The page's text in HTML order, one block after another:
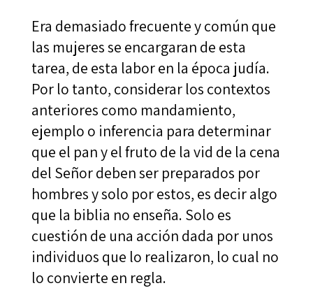
Era demasiado frecuente y común que
las mujeres se encargaran de esta
tarea, de esta labor en la época judía.
Por lo tanto, considerar los contextos
anteriores como mandamiento,
ejemplo o inferencia para determinar
que el pan y el fruto de la vid de la cena
del Señor deben ser preparados por
hombres y solo por estos, es decir algo
que la biblia no enseña. Solo es
cuestión de una acción dada por unos
individuos que lo realizaron, lo cual no
lo convierte en regla.